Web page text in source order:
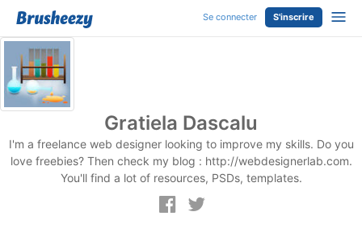
Se connecter S'inscrire
Gratiela Dascalu
I'm a freelance web designer looking to improve my skills. Do you
love freebies? Then check my blog : http://webdesignerlab.com.
You'll find a lot of resources, PSDs, templates.